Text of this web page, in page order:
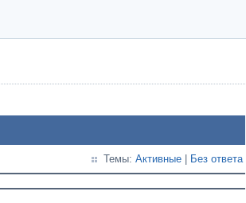
Темы: Активные Без ответа